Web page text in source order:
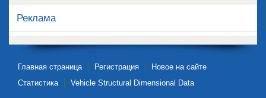
Реклама
Главная страница Регистрация
Новое на сайте
Статистика
Vehicle Structural Dimensional Data